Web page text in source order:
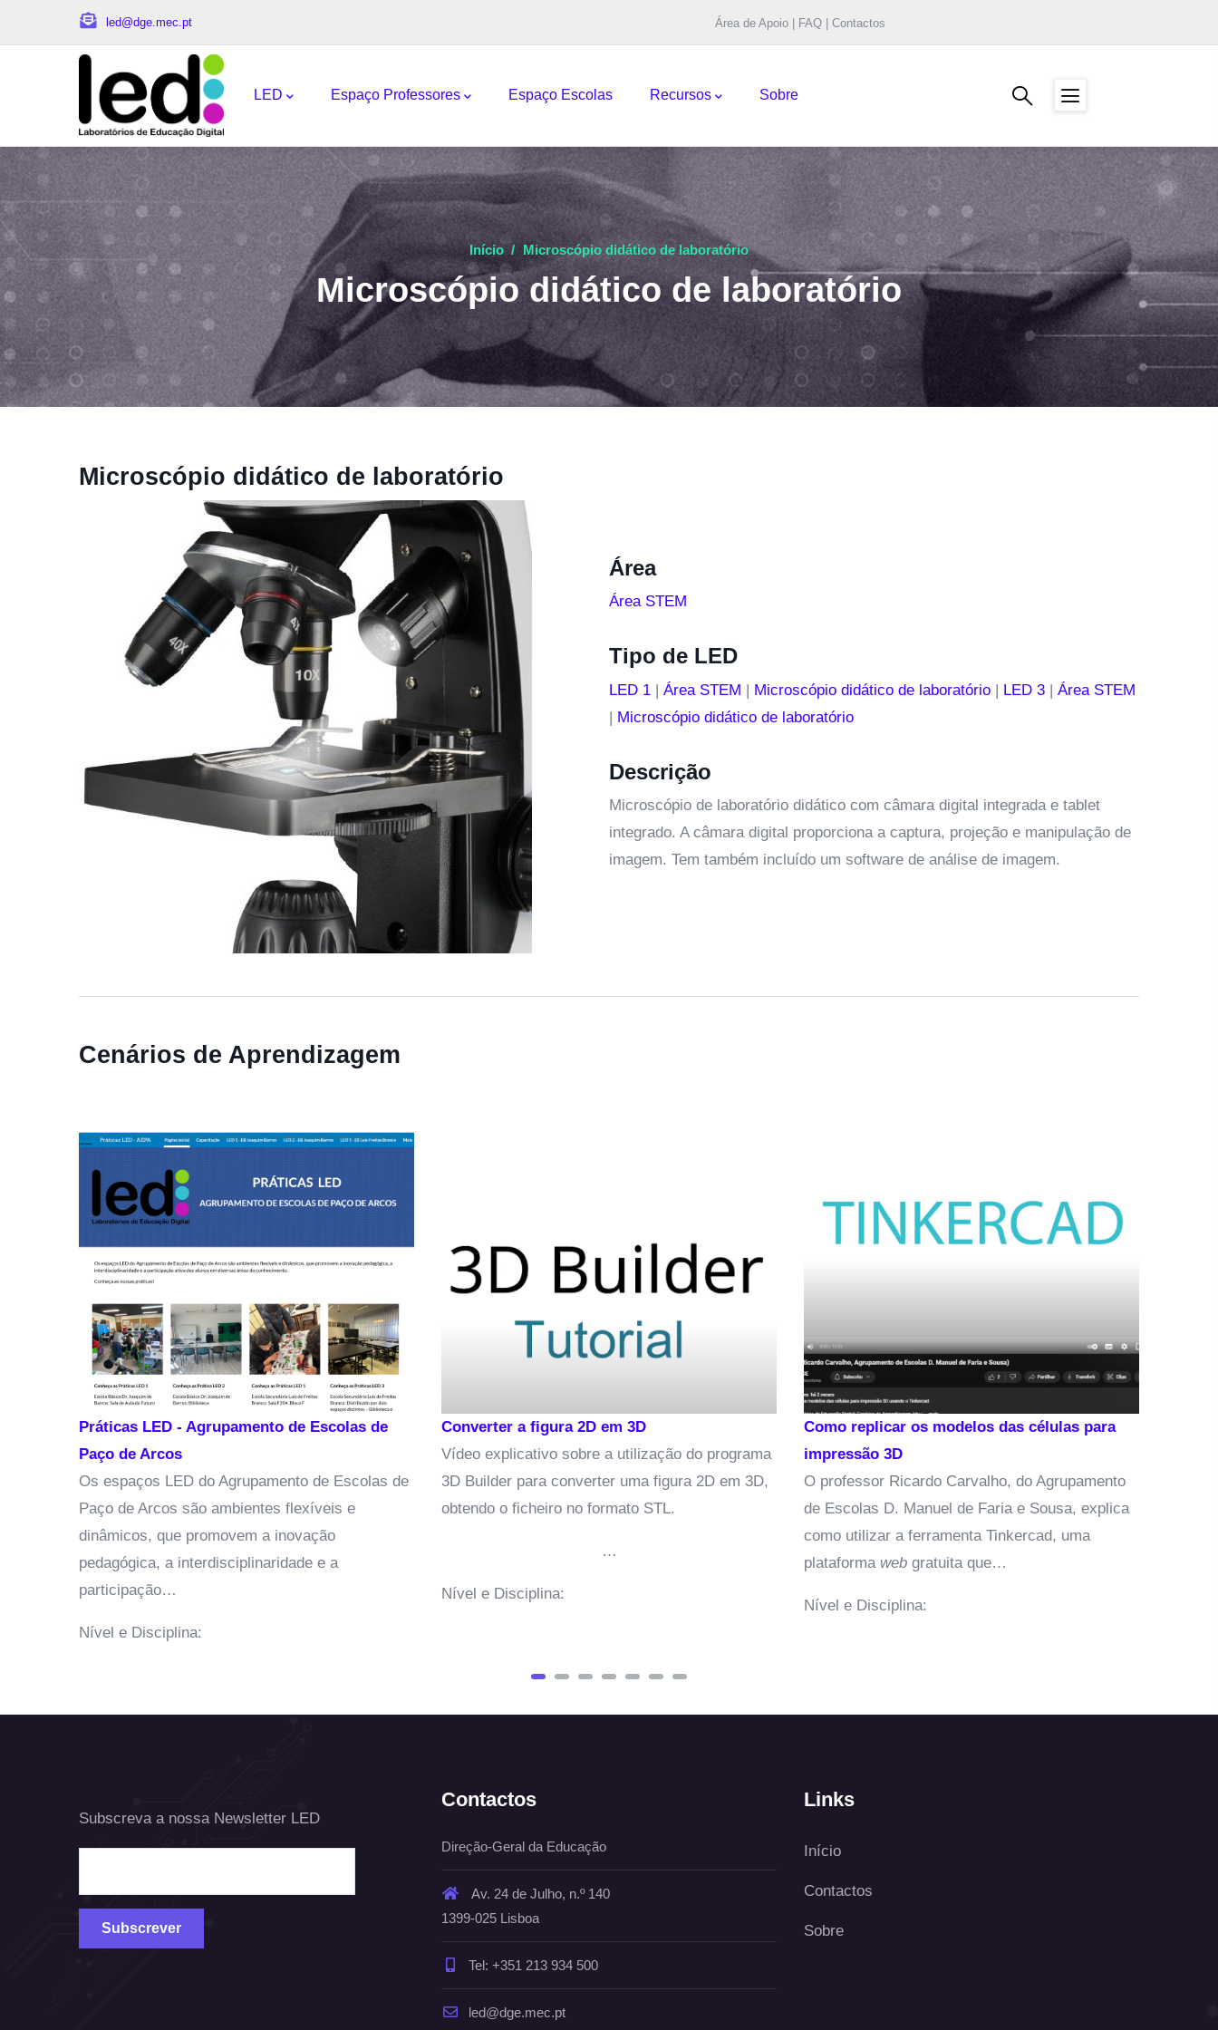
Passar para o conteúdo principal
led@dge.mec.pt Área de Apoio | FAQ | Contactos
LED Espaço Professores Espaço Escolas Recursos Sobre
Início / Microscópio didático de laboratório
Microscópio didático de laboratório
Microscópio didático de laboratório
Área
Área STEM
Tipo de LED
LED 1 | Área STEM | Microscópio didático de laboratório | LED 3 | Área STEM
| Microscópio didático de laboratório
Descrição
Microscópio de laboratório didático com câmara digital integrada e tablet
integrado. A câmara digital proporciona a captura, projeção e manipulação de
imagem. Tem também incluído um software de análise de imagem.
Cenários de Aprendizagem
Práticas LED - Agrupamento de Escolas de
Paço de Arcos
Os espaços LED do Agrupamento de Escolas de
Paço de Arcos são ambientes flexíveis e
dinâmicos, que promovem a inovação
pedagógica, a interdisciplinaridade e a
participação…
Nível e Disciplina:
Converter a figura 2D em 3D
Vídeo explicativo sobre a utilização do programa
3D Builder para converter uma figura 2D em 3D,
obtendo o ficheiro no formato STL.
Nível e Disciplina:
Como replicar os modelos das células para
impressão 3D
O professor Ricardo Carvalho, do Agrupamento
de Escolas D. Manuel de Faria e Sousa, explica
como utilizar a ferramenta Tinkercad, uma
plataformawebgratuita que…
Nível e Disciplina:
Subscreva a nossa Newsletter LED
Contactos
Direção-Geral da Educação
Av. 24 de Julho, n.º 140
1399-025 Lisboa
Tel: +351 213 934 500
led@dge.mec.pt
Links
Início
Contactos
Sobre